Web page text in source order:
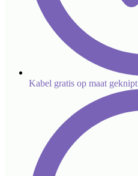
Kabel gratis op maat geknipt